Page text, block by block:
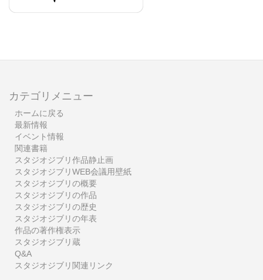
カテゴリメニュー
ホームに戻る
最新情報
イベント情報
関連書籍
スタジオジブリ作品静止画
スタジオジブリWEB会議用壁紙
スタジオジブリの概要
スタジオジブリの作品
スタジオジブリの歴史
スタジオジブリの年表
作品の著作権表示
スタジオジブリ蔵
Q&A
スタジオジブリ関連リンク